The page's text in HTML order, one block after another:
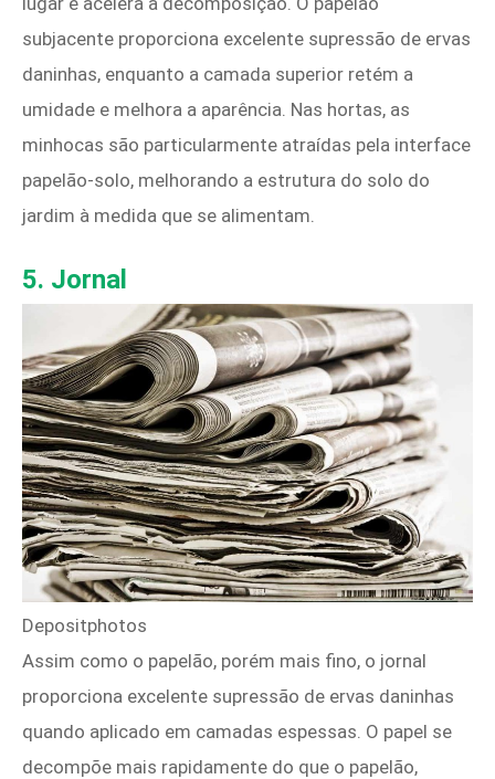
subjacente proporciona excelente supressão de ervas
daninhas, enquanto a camada superior retém a
umidade e melhora a aparência. Nas hortas, as
minhocas são particularmente atraídas pela interface
papelão-solo, melhorando a estrutura do solo do
jardim à medida que se alimentam.
5. Jornal
Depositphotos
Assim como o papelão, porém mais fino, o jornal
proporciona excelente supressão de ervas daninhas
quando aplicado em camadas espessas. O papel se
decompõe mais rapidamente do que o papelão,